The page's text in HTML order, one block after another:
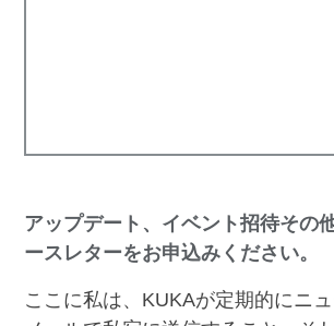
アップデート、イベント招待その
ースレターをお申込みください。
ここに私は、KUKAが定期的にニ